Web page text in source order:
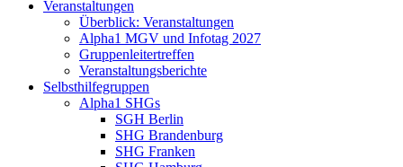
Veranstaltungen
Überblick: Veranstaltungen
Alpha1 MGV und Infotag 2027
Gruppenleitertreffen
Veranstaltungsberichte
Selbsthilfegruppen
Alpha1 SHGs
SGH Berlin
SHG Brandenburg
SHG Franken